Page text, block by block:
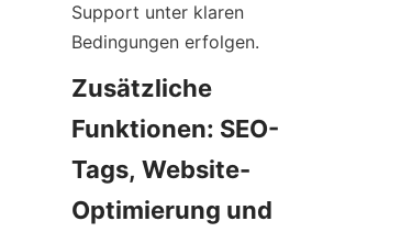
Support unter klaren
Bedingungen erfolgen.
Zusätzliche
Funktionen: SEO-
Tags, Website-
Optimierung und